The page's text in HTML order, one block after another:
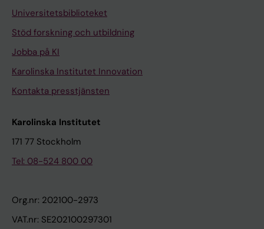
Universitetsbiblioteket
Stöd forskning och utbildning
Jobba på KI
Karolinska Institutet Innovation
Kontakta presstjänsten
Karolinska Institutet
171 77 Stockholm
Tel: 08-524 800 00
Org.nr: 202100-2973
VAT.nr: SE202100297301